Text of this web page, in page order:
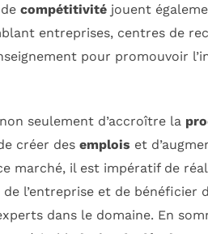
compétitivité jouent
entreprises, centres de
pour promouvoir
seulement d’accroître la
créer des emplois et
marché, il est impératif de
l’entreprise et de bénéficier
dans le domaine. En